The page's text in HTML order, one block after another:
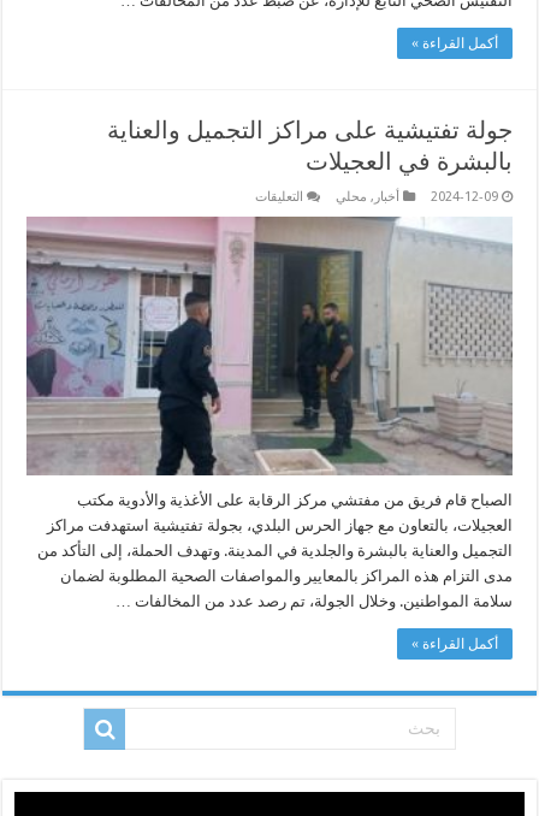
أكمل القراءة »
جولة تفتيشية على مراكز التجميل والعناية
بالبشرة في العجيلات
2024-12-09 أخبار , محلي التعليقات
على
مراكز
العجيلات
الصباح قام فريق من مفتشي مركز الرقابة على الأغذية والأدوية مكتب
العجيلات، بالتعاون مع جهاز الحرس البلدي، بجولة تفتيشية استهدفت مراكز
التجميل والعناية بالبشرة والجلدية في المدينة. وتهدف الحملة، إلى التأكد من
مدى التزام هذه المراكز بالمعايير والمواصفات الصحية المطلوبة لضمان
سلامة المواطنين. وخلال الجولة، تم رصد عدد من المخالفات …
أكمل القراءة »